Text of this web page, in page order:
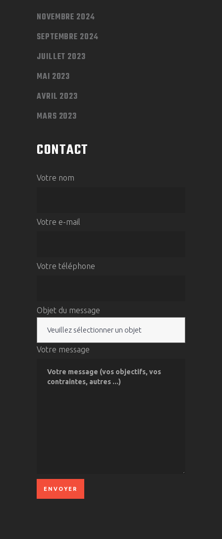
NOVEMBRE 2024
SEPTEMBRE 2024
JUILLET 2023
MAI 2023
AVRIL 2023
MARS 2023
CONTACT
Votre nom
Votre e-mail
Votre téléphone
Objet du message
Votre message